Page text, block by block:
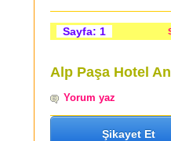
Sayfa: 1
Alp Paşa Hotel
Yorum yaz
Şikayet Et